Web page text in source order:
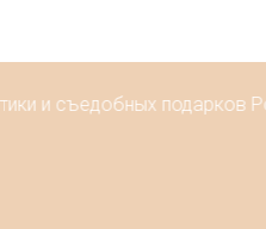
съедобных подарков